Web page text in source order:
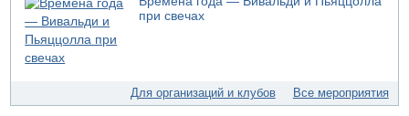
при свечах
Для организаций и клубов Все мероприятия